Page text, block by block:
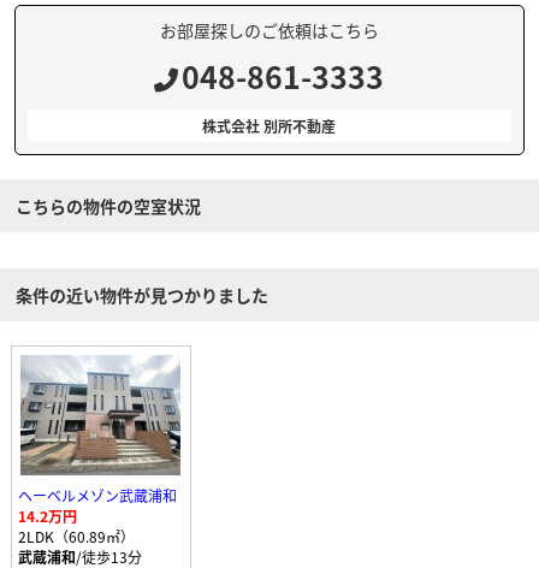
お部屋探しのご依頼はこちら
048-861-3333
株式会社 別所不動産
こちらの物件の空室状況
条件の近い物件が見つかりました
ヘーベルメゾン武蔵浦和
14.2万円
2LDK（60.89㎡）
武蔵浦和/徒歩13分